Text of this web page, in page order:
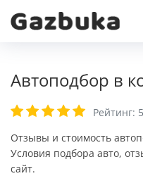
Автоподбор в
Рейтинг:
Отзывы и стоимость
Условия подбора авто,
сайт.